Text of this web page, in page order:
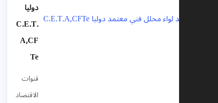
دوليا
C.E.T.
A,CF
Te
قنوات
الاقتصاد